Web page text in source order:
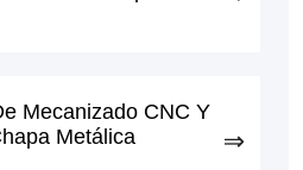
Mecanizado CNC Y
Metálica